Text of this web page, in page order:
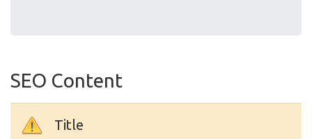
SEO Content
Title